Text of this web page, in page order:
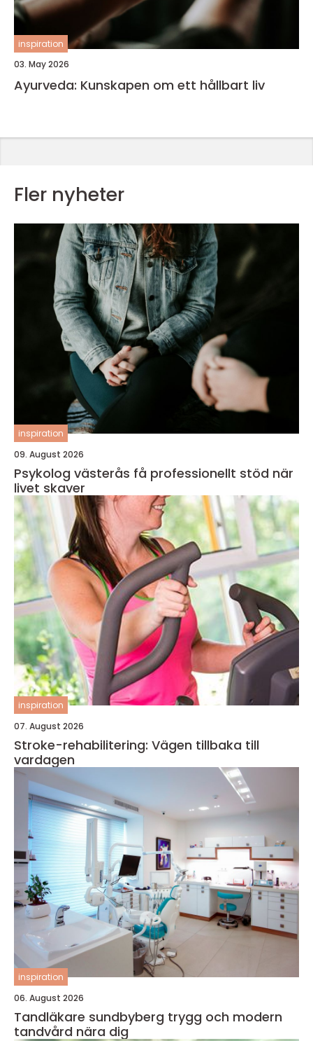
inspiration
03. May 2026
Ayurveda: Kunskapen om ett hållbart liv
Fler nyheter
inspiration
09. August 2026
Psykolog västerås få professionellt stöd när
livet skaver
inspiration
07. August 2026
Stroke-rehabilitering: Vägen tillbaka till
vardagen
inspiration
06. August 2026
Tandläkare sundbyberg trygg och modern
tandvård nära dig